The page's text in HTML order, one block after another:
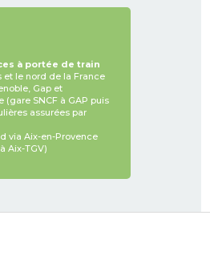
à portée de train
et le nord de la France
Gap et
(gare SNCF à GAP puis
assurées par
via Aix-en-Provence
Aix-TGV)